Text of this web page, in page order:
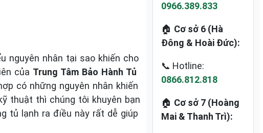
nguyên nhân tại sao khiến cho
của Trung Tâm Bảo Hành Tủ
có những nguyên nhân khiến
thuật thì chúng tôi khuyên bạn
tủ lạnh ra điều này rất dễ giúp
0966.389.833
🏠 Cơ sở 6 (Hà
Đông & Hoài Đức):
📞 Hotline:
0866.812.818
🏠 Cơ sở 7 (Hoàng
Mai & Thanh Trì):